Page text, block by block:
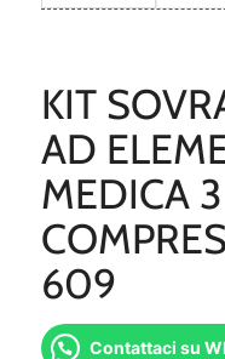
KIT
AD
MEDICA
609
Contattaci su